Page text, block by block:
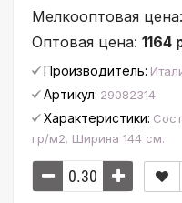
Мелкооптовая цена:
Оптовая цена: 1164
Производитель:
Артикул: 29082314
Характеристики:
гр/м2. Ширина 144 см.